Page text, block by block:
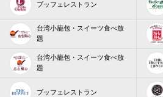
ブッフェレストラン
台湾小籠包・スイーツ食べ放
題
台湾小籠包・スイーツ食べ放
題
ブッフェレストラン